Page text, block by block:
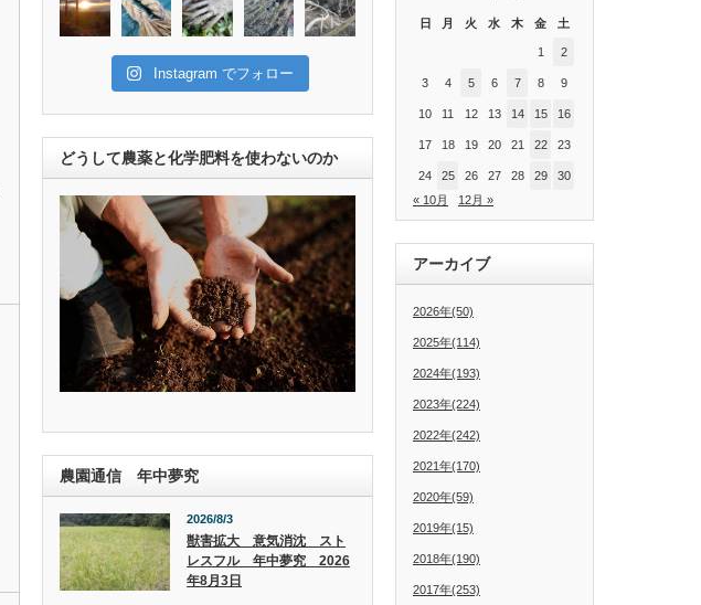
Instagram でフォロー
どうして農薬と化学肥料を使わないのか
農園通信 年中夢究
2026/8/3
獣害拡大 意気消沈 スト
レスフル 年中夢究 2026
年8月3日
日 月 火 水 木 金 土
1 2
3 4 5 6 7 8 9
10 11 12 13 14 15 16
17 18 19 20 21 22 23
24 25 26 27 28 29
30
« 10月
12月 »
アーカイブ
2026年(50)
2025年(114)
2024年(193)
2023年(224)
2022年(242)
2021年(170)
2020年(59)
2019年(15)
2018年(190)
2017年(253)